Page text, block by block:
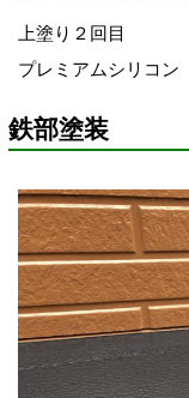
上塗り２回目
プレミアムシリコン
鉄部塗装